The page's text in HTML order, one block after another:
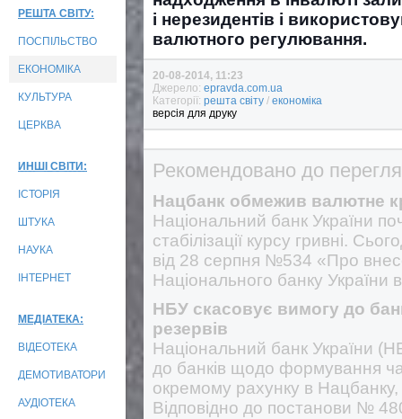
РЕШТА СВІТУ:
ПОСПІЛЬСТВО
ЕКОНОМІКА
КУЛЬТУРА
ЦЕРКВА
ИНШІ СВІТИ:
ІСТОРІЯ
ШТУКА
НАУКА
ІНТЕРНЕТ
МЕДІАТЕКА:
ВІДЕОТЕКА
ДЕМОТИВАТОРИ
АУДІОТЕКА
і нерезидентів і
валютного регулювання.
20-08-2014, 11:23
Джерело: epravda.com.ua
Категорії: решта світу / економіка
версія для друку
Рекомендовано до
Нацбанк обмежив валютне
Національний банк України
стабілізації курсу гривні.
від 28 серпня №534 «Про
Національного банку
НБУ скасовує вимогу до
резервів
Національний банк України
до банків щодо формування
окремому рахунку в
Відповідно до постанови №